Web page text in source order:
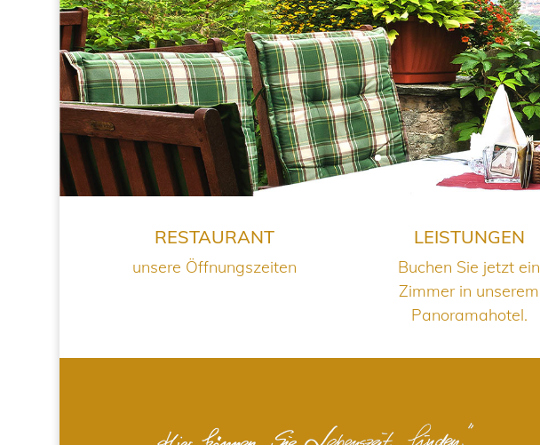
RESTAURANT
unsere Öffnungszeiten
LEISTUNGEN
Buchen Sie jetzt ein
Zimmer in unserem
Panoramahotel.